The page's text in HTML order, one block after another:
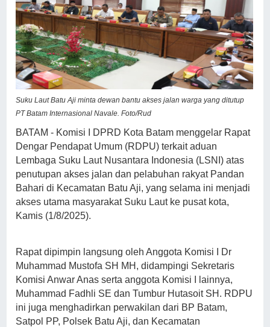
Suku Laut Batu Aji minta dewan bantu akses jalan warga yang ditutup
PT Batam Internasional Navale. Foto/Rud
BATAM - Komisi I DPRD Kota Batam menggelar Rapat
Dengar Pendapat Umum (RDPU) terkait aduan
Lembaga Suku Laut Nusantara Indonesia (LSNI) atas
penutupan akses jalan dan pelabuhan rakyat Pandan
Bahari di Kecamatan Batu Aji, yang selama ini menjadi
akses utama masyarakat Suku Laut ke pusat kota,
Kamis (1/8/2025).
Rapat dipimpin langsung oleh Anggota Komisi I Dr
Muhammad Mustofa SH MH, didampingi Sekretaris
Komisi Anwar Anas serta anggota Komisi I lainnya,
Muhammad Fadhli SE dan Tumbur Hutasoit SH. RDPU
ini juga menghadirkan perwakilan dari BP Batam,
Satpol PP, Polsek Batu Aji, dan Kecamatan